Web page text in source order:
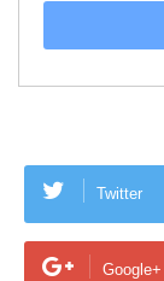
Twitter
Google+